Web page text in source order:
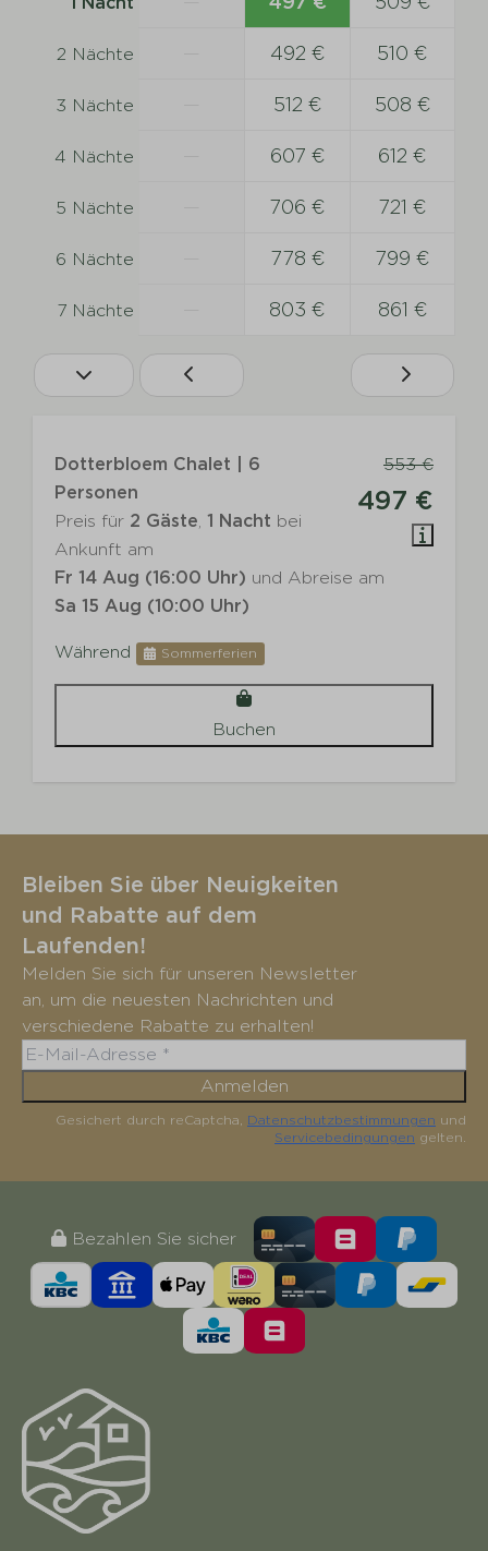
2 Nächte 492 € 510 €
3 Nächte 512 € 508 €
4 Nächte 607 € 612 €
5 Nächte 706 € 721 €
6 Nächte 778 € 799 €
7 Nächte 803 € 861 €
553 €
497 €
Dotterbloem Chalet | 6
Personen
Preis für 2 Gäste, 1 Nacht bei
Ankunft am
Fr 14 Aug (16:00 Uhr) und Abreise am
Sa 15 Aug (10:00 Uhr)
Während Sommerferien
Buchen
Bleiben Sie über Neuigkeiten
und Rabatte auf dem
Laufenden!
Melden Sie sich für unseren Newsletter
an, um die neuesten Nachrichten und
verschiedene Rabatte zu erhalten!
Anmelden
Gesichert durch reCaptcha, Datenschutzbestimmungen und
Servicebedingungen gelten.
Bezahlen Sie sicher